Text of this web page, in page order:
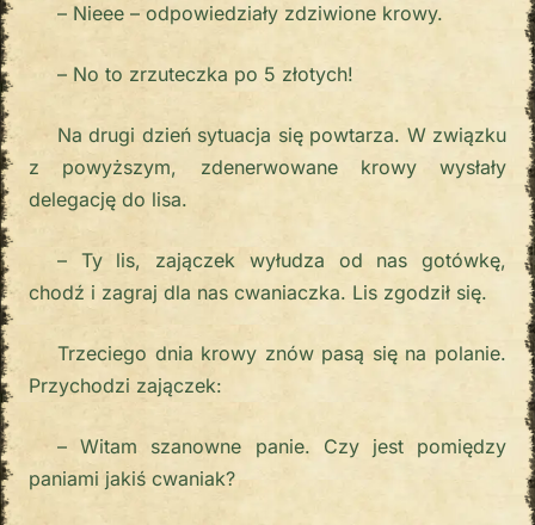
– Nieee – odpowiedziały zdziwione krowy.
– No to zrzuteczka po 5 złotych!
Na drugi dzień sytuacja się powtarza. W związku
z powyższym, zdenerwowane krowy wysłały
delegację do lisa.
– Ty lis, zajączek wyłudza od nas gotówkę,
chodź i zagraj dla nas cwaniaczka. Lis zgodził się.
Trzeciego dnia krowy znów pasą się na polanie.
Przychodzi zajączek:
– Witam szanowne panie. Czy jest pomiędzy
paniami jakiś cwaniak?